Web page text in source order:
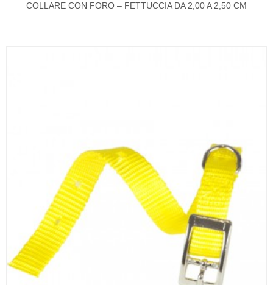
COLLARE CON FORO – FETTUCCIA DA 2,00 A 2,50 CM